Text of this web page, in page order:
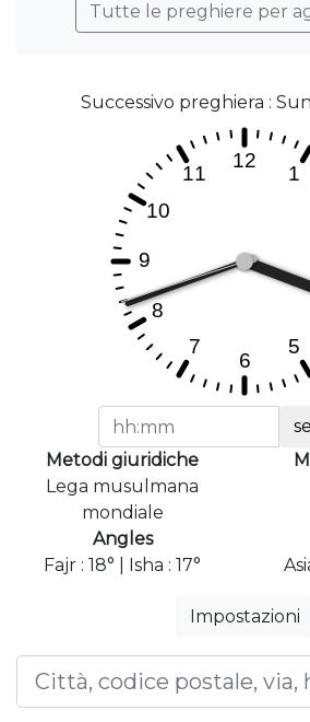
Tutte le preghiere per
Successivo preghiera :
Metodi giuridiche
Lega musulmana
mondiale
Angles
Fajr : 18° | Isha : 17°
Impostazioni